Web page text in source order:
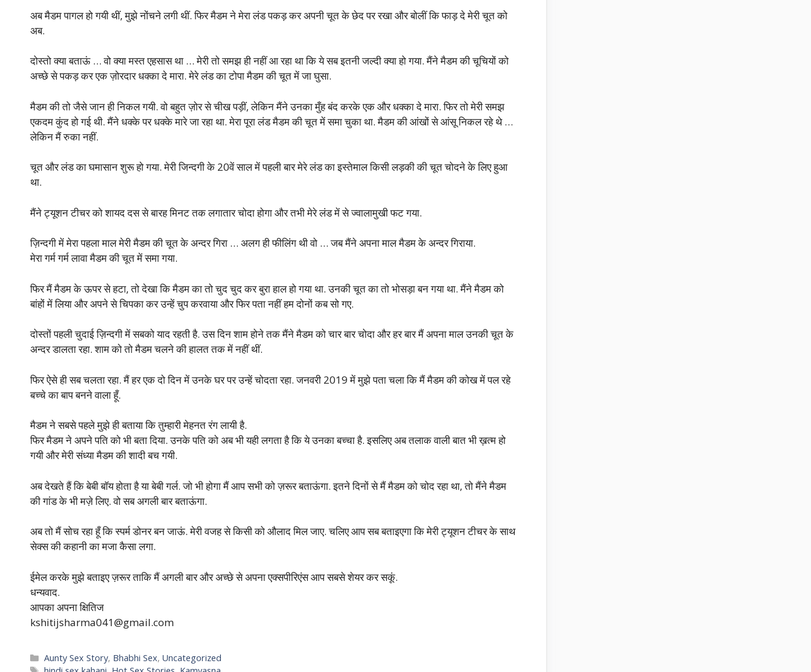
अब मैडम पागल हो गयी थीं, मुझे नोंचने लगी थीं. फिर मैडम ने मेरा लंड पकड़ कर अपनी चूत के छेद पर रखा और बोलीं कि फाड़ दे मेरी चूत को
अब.
दोस्तो क्या बताऊं … वो क्या मस्त एहसास था … मेरी तो समझ ही नहीं आ रहा था कि ये सब इतनी जल्दी क्या हो गया. मैंने मैडम की चूचियों को
अच्छे से पकड़ कर एक ज़ोरदार धक्का दे मारा. मेरे लंड का टोपा मैडम की चूत में जा घुसा.
मैडम की तो जैसे जान ही निकल गयी. वो बहुत ज़ोर से चीख पड़ीं, लेकिन मैंने उनका मुँह बंद करके एक और धक्का दे मारा. फिर तो मेरी समझ
एकदम कुंद हो गई थी. मैंने धक्के पर धक्के मारे जा रहा था. मेरा पूरा लंड मैडम की चूत में समा चुका था. मैडम की आंखों से आंसू निकल रहे थे …
लेकिन मैं रुका नहीं.
चूत और लंड का घमासान शुरू हो गया. मेरी जिन्दगी के 20वें साल में पहली बार मेरे लंड का इस्तेमाल किसी लड़की की चूत चोदने के लिए हुआ
था.
मैंने ट्यूशन टीचर को शायद दस से बारह मिनट तक लगातार चोदा होगा और तभी मेरे लंड में से ज्वालामुखी फट गया.
ज़िन्दगी में मेरा पहला माल मेरी मैडम की चूत के अन्दर गिरा … अलग ही फीलिंग थी वो … जब मैंने अपना माल मैडम के अन्दर गिराया.
मेरा गर्म गर्म लावा मैडम की चूत में समा गया.
फिर मैं मैडम के ऊपर से हटा, तो देखा कि मैडम का तो चुद चुद कर बुरा हाल हो गया था. उनकी चूत का तो भोसड़ा बन गया था. मैंने मैडम को
बांहों में लिया और अपने से चिपका कर उन्हें चुप करवाया और फिर पता नहीं हम दोनों कब सो गए.
दोस्तों पहली चुदाई ज़िन्दगी में सबको याद रहती है. उस दिन शाम होने तक मैंने मैडम को चार बार चोदा और हर बार मैं अपना माल उनकी चूत के
अन्दर डालता रहा. शाम को तो मैडम चलने की हालत तक में नहीं थीं.
फिर ऐसे ही सब चलता रहा. मैं हर एक दो दिन में उनके घर पर उन्हें चोदता रहा. जनवरी 2019 में मुझे पता चला कि मैं मैडम की कोख में पल रहे
बच्चे का बाप बनने वाला हूँ.
मैडम ने सबसे पहले मुझे ही बताया कि तुम्हारी मेहनत रंग लायी है.
फिर मैडम ने अपने पति को भी बता दिया. उनके पति को अब भी यही लगता है कि ये उनका बच्चा है. इसलिए अब तलाक वाली बात भी ख़त्म हो
गयी और मेरी संध्या मैडम की शादी बच गयी.
अब देखते हैं कि बेबी बॉय होता है या बेबी गर्ल. जो भी होगा मैं आप सभी को ज़रूर बताऊंगा. इतने दिनों से मैं मैडम को चोद रहा था, तो मैंने मैडम
की गांड के भी मज़े लिए. वो सब अगली बार बताऊंगा.
अब तो मैं सोच रहा हूँ कि स्पर्म डोनर बन जाऊं. मेरी वजह से किसी को औलाद मिल जाए. चलिए आप सब बताइएगा कि मेरी ट्यूशन टीचर के साथ
सेक्स की कहानी का मजा कैसा लगा.
ईमेल करके मुझे बताइए ज़रूर ताकि मैं अगली बार और अच्छे से अपना एक्सपीरिएंस आप सबसे शेयर कर सकूं.
धन्यवाद.
आपका अपना क्षितिज
kshitijsharma041@gmail.com
Categories
Aunty Sex Story, Bhabhi Sex,Uncategorized